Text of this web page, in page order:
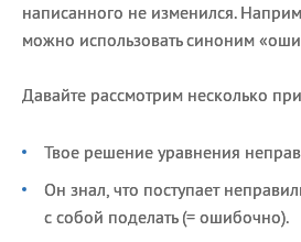
написанного не изменился.
можно использовать синоним
Давайте рассмотрим несколько
Твое решение уравнения
Он знал, что поступает
с собой поделать (= ошибочно).